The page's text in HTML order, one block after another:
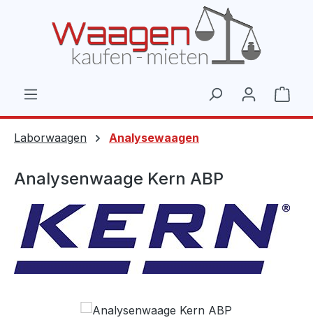
Laborwaagen Analysewaagen
Analysenwaage Kern ABP
Bildergalerie überspringen